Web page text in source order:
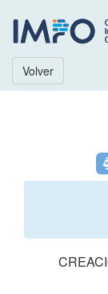
Volver